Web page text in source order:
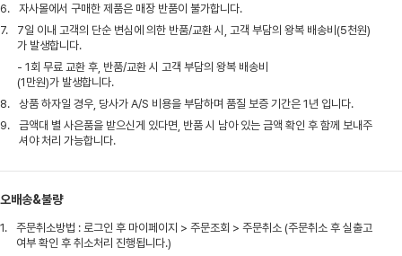
6.
자사몰에서 구매한 제품은 매장 반품이 불가합니다.
7.
7일 이내 고객의 단순 변심에 의한 반품/교환 시, 고객 부담의 왕복 배송비(5천원)
가 발생합니다.
- 1회 무료 교환 후, 반품/교환 시 고객 부담의 왕복 배송비
(1만원)가 발생합니다.
8.
상품 하자일 경우, 당사가 A/S 비용을 부담하며 품질 보증 기간은 1년 입니다.
9.
금액대 별 사은품을 받으신게 있다면, 반품 시 남아 있는 금액 확인 후 함께 보내주
셔야 처리 가능합니다.
오배송&불량
1.
주문취소방법 : 로그인 후 마이페이지 > 주문조회 > 주문취소 (주문취소 후 실출고
여부 확인 후 취소처리 진행됩니다.)